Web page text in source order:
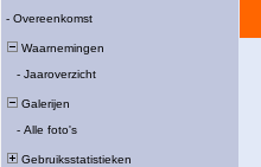
- Overeenkomst
Waarnemingen
- Jaaroverzicht
Galerijen
- Alle foto's
Gebruiksstatistieken